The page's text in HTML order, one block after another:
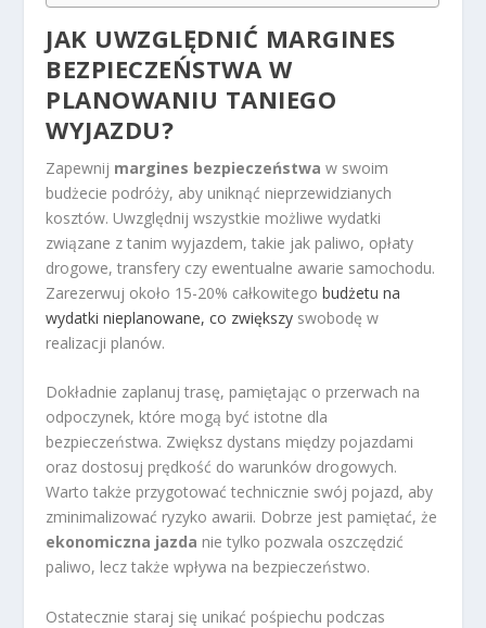
JAK UWZGLĘDNIĆ MARGINES
BEZPIECZEŃSTWA W
PLANOWANIU TANIEGO
WYJAZDU?
Zapewnij margines bezpieczeństwa w swoim
budżecie podróży, aby uniknąć nieprzewidzianych
kosztów. Uwzględnij wszystkie możliwe wydatki
związane z tanim wyjazdem, takie jak paliwo, opłaty
drogowe, transfery czy ewentualne awarie samochodu.
Zarezerwuj około 15-20% całkowitegobudżetu na
wydatki nieplanowane, co zwiększy swobodę w
realizacji planów.
Dokładnie zaplanuj trasę, pamiętając o przerwach na
odpoczynek, które mogą być istotne dla
bezpieczeństwa. Zwiększ dystans między pojazdami
oraz dostosuj prędkość do warunków drogowych.
Warto także przygotować technicznie swój pojazd, aby
zminimalizować ryzyko awarii. Dobrze jest pamiętać, że
ekonomiczna jazda nie tylko pozwala oszczędzić
paliwo, lecz także wpływa na bezpieczeństwo.
Ostatecznie staraj się unikać pośpiechu podczas